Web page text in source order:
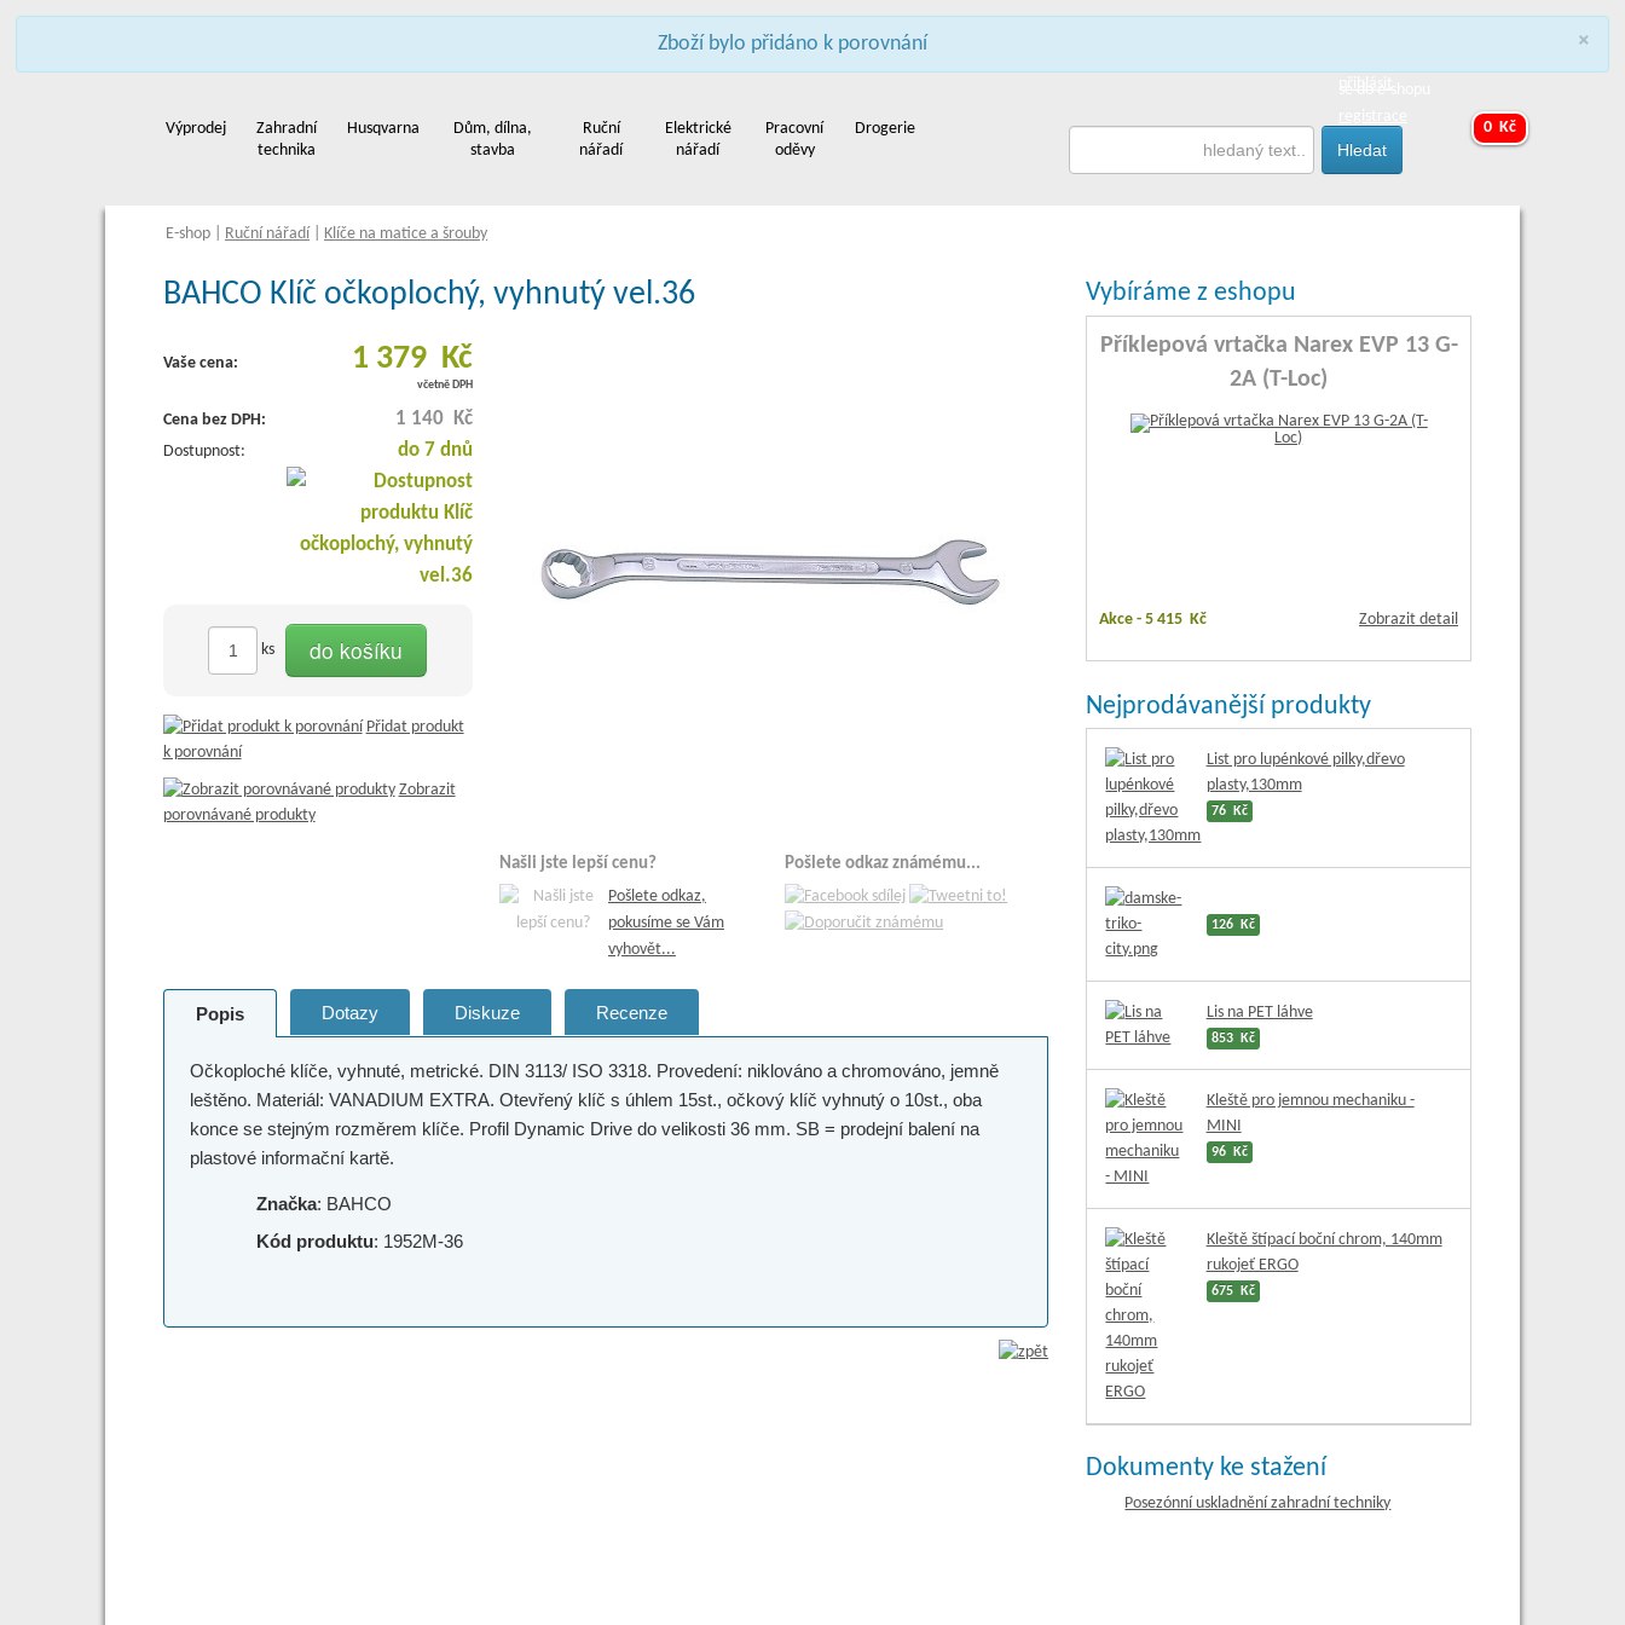
Služby Reference Poradna Obchodní podmínky
Výprodej
Zahradní
technika
Husqvarna
Dům, dílna,
stavba
Ruční
nářadí
Elektrické
nářadí
Pracovní
oděvy
Drogerie 0 Kč
E-shop Ruční nářadí Klíče na matice a šrouby
BAHCO Klíč očkoplochý, vyhnutý vel.36
Našli jste lepší cenu?
Pošlete odkaz,
pokusíme se Vám
vyhovět...
Pošlete odkaz známému...
Vaše cena: 1 379 Kč
včetně DPH
Cena bez DPH: 1 140 Kč
Dostupnost: do 7 dnů
ks do košíku
Přidat produkt
k porovnání
Zobrazit
porovnávané produkty
Popis Dotazy Diskuze Recenze
Očkoploché klíče, vyhnuté, metrické. DIN 3113/ ISO 3318. Provedení: niklováno a chromováno, jemně
leštěno. Materiál: VANADIUM EXTRA. Otevřený klíč s úhlem 15st., očkový klíč vyhnutý o 10st., oba
konce se stejným rozměrem klíče. Profil Dynamic Drive do velikosti 36 mm. SB = prodejní balení na
plastové informační kartě.
Značka: BAHCO
Kód produktu: 1952M-36
Vybíráme z eshopu
Příklepová vrtačka Narex EVP 13 G-
2A (T-Loc)
Akce -5 415 Kč Zobrazit detail
Nejprodávanější produkty
List pro lupénkové pilky,dřevo
plasty,130mm
76 Kč
126 Kč
Lis na PET láhve
853 Kč
Kleště pro jemnou mechaniku -
MINI
96 Kč
Kleště štípací boční chrom, 140mm
rukojeť ERGO
675 Kč
Dokumenty ke stažení
Posezónní uskladnění zahradní techniky
×
Zboží bylo přidáno k porovnání